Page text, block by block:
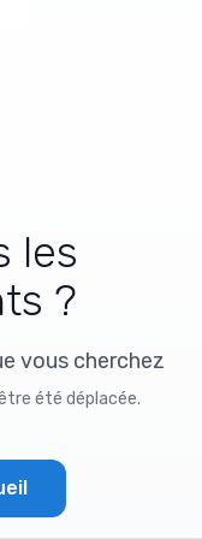
les
?
vous cherchez
été déplacée.